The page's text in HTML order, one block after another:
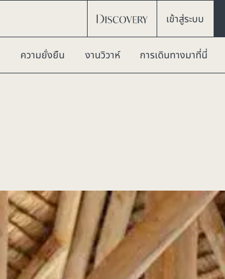
เข้าสู่ระบบ
ความยั่งยืน งานวิวาห์ การเดินทางมาที่นี่